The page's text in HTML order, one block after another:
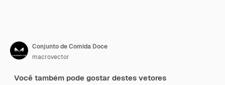
Conjunto de Comida Doce
macrovector
Você também pode gostar destes vetores